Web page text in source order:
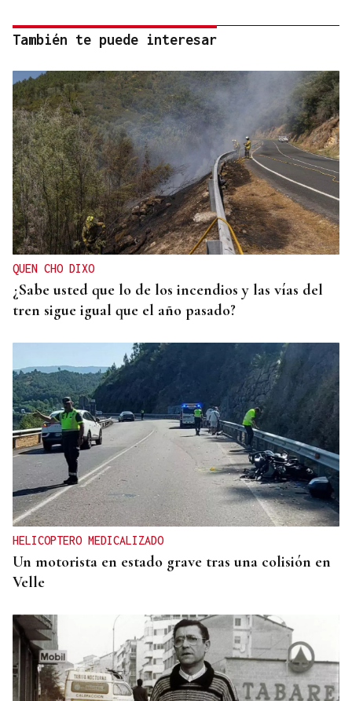
También te puede interesar
QUEN CHO DIXO
¿Sabe usted que lo de los incendios y las vías del
tren sigue igual que el año pasado?
HELICOPTERO MEDICALIZADO
Un motorista en estado grave tras una colisión en
Velle